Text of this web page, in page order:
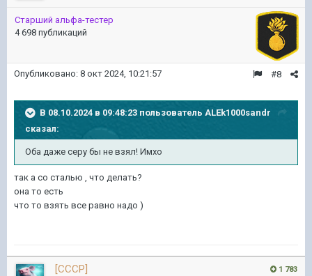
Старший альфа-тестер
4 698 публикаций
#8
Опубликовано: 8 окт 2024, 10:21:57
В 08.10.2024 в 09:48:23 пользователь ALEk1000sandr
сказал:
Оба даже серу бы не взял! Имхо
так а со сталью , что делать?
она то есть
что то взять все равно надо )
1 783
[CCCP]